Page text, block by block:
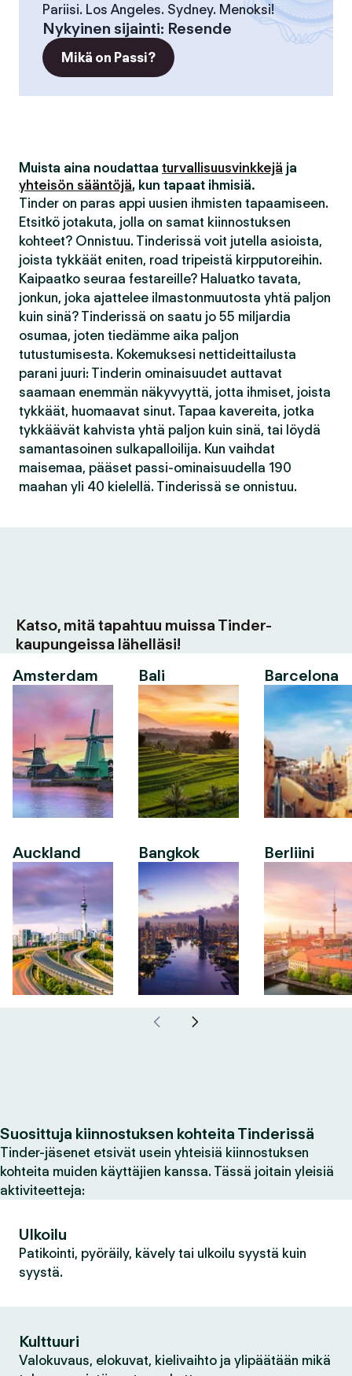
Pariisi. Los Angeles. Sydney. Menoksi!
Nykyinen sijainti: Resende
Mikä on Passi?
Muista aina noudattaa turvallisuusvinkkejä ja
yhteisön sääntöjä, kun tapaat ihmisiä.
Tinder on paras appi uusien ihmisten tapaamiseen.
Etsitkö jotakuta, jolla on samat kiinnostuksen
kohteet? Onnistuu. Tinderissä voit jutella asioista,
joista tykkäät eniten, road tripeistä kirpputoreihin.
Kaipaatko seuraa festareille? Haluatko tavata,
jonkun, joka ajattelee ilmastonmuutosta yhtä paljon
kuin sinä? Tinderissä on saatu jo 55 miljardia
osumaa, joten tiedämme aika paljon
tutustumisesta. Kokemuksesi nettideittailusta
parani juuri: Tinderin ominaisuudet auttavat
saamaan enemmän näkyvyyttä, jotta ihmiset, joista
tykkäät, huomaavat sinut. Tapaa kavereita, jotka
tykkäävät kahvista yhtä paljon kuin sinä, tai löydä
samantasoinen sulkapalloilija. Kun vaihdat
maisemaa, pääset passi-ominaisuudella 190
maahan yli 40 kielellä. Tinderissä se onnistuu.
Katso, mitä tapahtuu muissa Tinder-
kaupungeissa lähelläsi!
Amsterdam
Auckland
Bali
Bangkok
Barcelona
Berliini
Suosittuja kiinnostuksen kohteita Tinderissä
Tinder-jäsenet etsivät usein yhteisiä kiinnostuksen
kohteita muiden käyttäjien kanssa. Tässä joitain yleisiä
aktiviteetteja:
Ulkoilu
Patikointi, pyöräily, kävely tai ulkoilu syystä kuin
syystä.
Kulttuuri
Valokuvaus, elokuvat, kielivaihto ja ylipäätään mikä